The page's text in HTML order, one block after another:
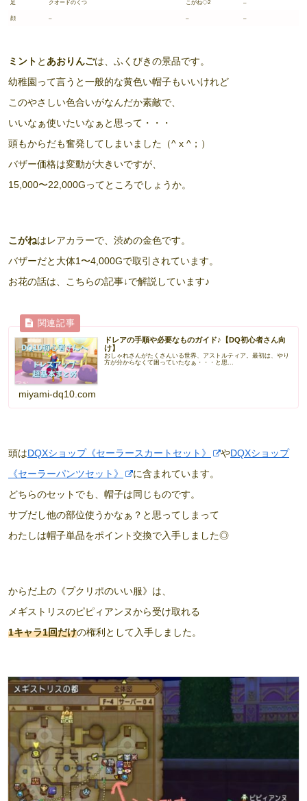
足 クオードのくつ こがね◇2 –
顔 – – –
ミント とあおりんごは、ふくびきの景品です。
幼稚園って言うと一般的な黄色い帽子もいいけれど
このやさしい色合いがなんだか素敵で、
いいなぁ使いたいなぁと思って・・・
頭もからだも奮発してしまいました（^ x ^；）
バザー価格は変動が大きいですが、
15,000〜22,000Gってところでしょうか。
こがねはレアカラーで、渋めの金色です。
バザーだと大体1〜4,000Gで取引されています。
お花の話は、こちらの記事↓で解説しています♪
ドレアの手順や必要なものガイド♪【DQ初心者さん向
け】
おしゃれさんがたくさんいる世界、アストルティア。最初は、やり
方が分からなくて困っていたなぁ・・・と思...
miyami-dq10.com
頭はDQXショップ《セーラースカートセット》 やDQXショップ
《セーラーパンツセット》
に含まれています。
どちらのセットでも、帽子は同じものです。
サブだし他の部位使うかなぁ？と思ってしまって
わたしは帽子単品をポイント交換で入手しました◎
からだ上の《プクリポのいい服》は、
メギストリスのピピィアンヌから受け取れる
1キャラ1回だけの権利として入手しました。